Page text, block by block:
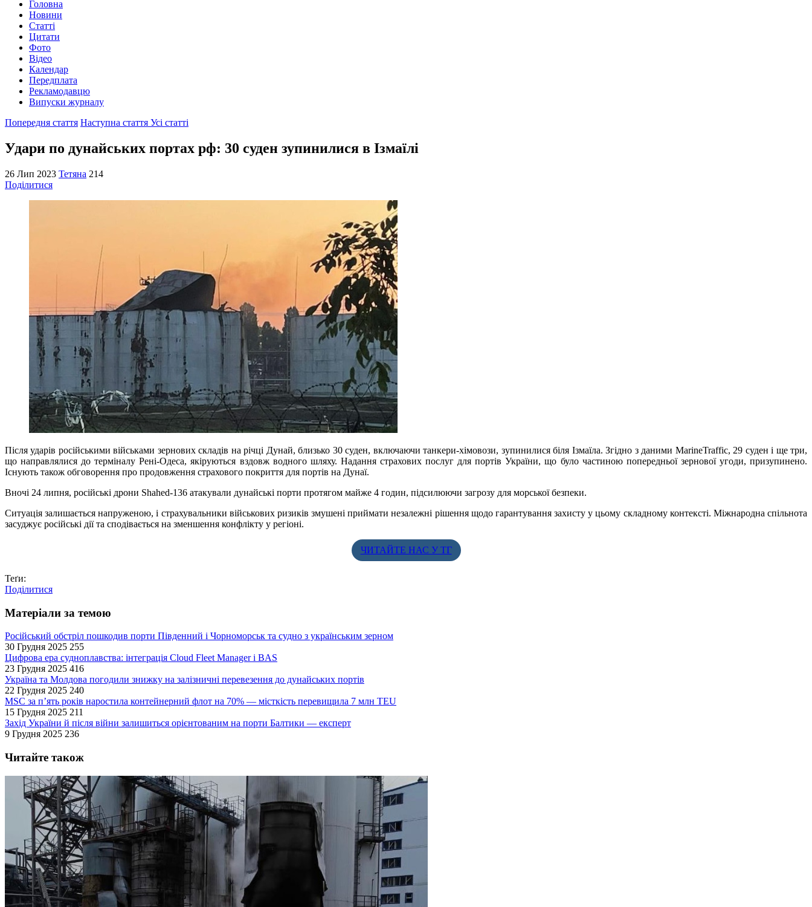
Головна
Новини
Статті
Цитати
Фото
Відео
Календар
Передплата
Рекламодавцю
Випуски журналу
Попередня стаття Наступна стаття Усі статті
Удари по дунайських портах рф: 30 суден зупинилися в Ізмаїлі
26 Лип 2023 Тетяна 214
Поділитися
Після ударів російськими військами зернових складів на річці Дунай, близько 30 суден, включаючи танкери-хімовози, зупинилися біля Ізмаїла. Згідно з даними MarineTraffic, 29 суден і ще три,
що направлялися до терміналу Рені-Одеса, якіруються вздовж водного шляху. Надання страхових послуг для портів України, що було частиною попередньої зернової угоди, призупинено.
Існують також обговорення про продовження страхового покриття для портів на Дунаї.
Вночі 24 липня, російські дрони Shahed-136 атакували дунайські порти протягом майже 4 годин, підсилюючи загрозу для морської безпеки.
Ситуація залишається напруженою, і страхувальники військових ризиків змушені приймати незалежні рішення щодо гарантування захисту у цьому складному контексті. Міжнародна спільнота
засуджує російські дії та сподівається на зменшення конфлікту у регіоні.
ЧИТАЙТЕ НАС У ТГ
Теґи:
Поділитися
Матеріали за темою
Російський обстріл пошкодив порти Південний і Чорноморськ та судно з українським зерном
30 Грудня 2025 255
Цифрова ера судноплавства: інтеграція Cloud Fleet Manager і BAS
23 Грудня 2025 416
Україна та Молдова погодили знижку на залізничні перевезення до дунайських портів
22 Грудня 2025 240
MSC за п’ять років наростила контейнерний флот на 70% — місткість перевищила 7 млн TEU
15 Грудня 2025 211
Захід України й після війни залишиться орієнтованим на порти Балтики — експерт
9 Грудня 2025 236
Читайте також